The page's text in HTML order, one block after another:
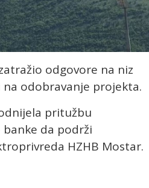
odgovore na niz
odobravanje projekta.
pritužbu
da podrži
HZHB Mostar.